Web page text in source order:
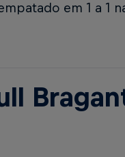
em 1 a 1